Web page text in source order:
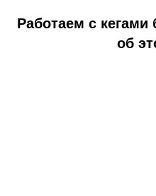
Работаем с кегами
об